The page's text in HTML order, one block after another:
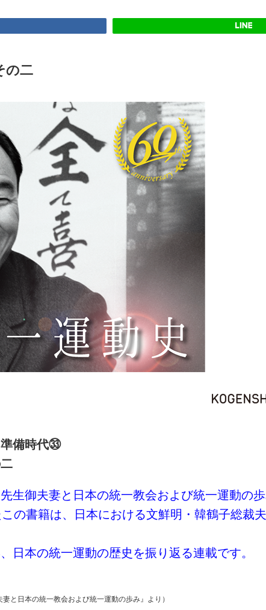
の二
備時代㉝
生御夫妻と日本の統一教会および統一運動の歩
の書籍は、日本における文鮮明・韓鶴子総裁
日本の統一運動の歴史を振り返る連載です。
と日本の統一教会および統一運動の歩み』より）